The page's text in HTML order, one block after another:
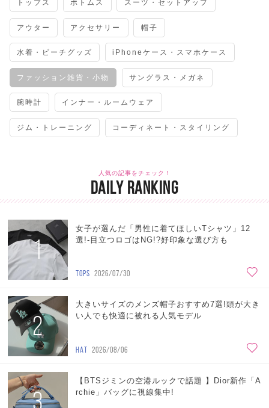
トップス ボトムス スーツ・セットアップ
アウター アクセサリー 帽子
水着・ビーチグッズ iPhoneケース・スマホケース
ファッション雑貨・小物 サングラス・メガネ
腕時計 インナー・ルームウェア
ジム・トレーニング コーディネート・スタイリング
人気の記事をチェック！
DAILY RANKING
1
女子が選んだ「男性に着てほしいTシャツ」12
選!-目立つロゴはNG!?好印象な選び方も
TOPS 2026/07/30
2
大きいサイズのメンズ帽子おすすめ7選!頭が大き
い人でも快適に被れる人気モデル
HAT 2026/08/06
3
【BTSジミンの空港ルックで話題 】Dior新作「A
rchie」バッグに視線集中!